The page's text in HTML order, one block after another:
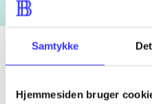
Samtykke
Hjemmesiden bruger
Tidsskrift